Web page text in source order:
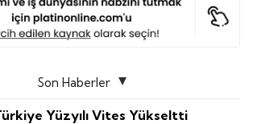
Son Haberler
Yüzyılı Vites Yükseltti